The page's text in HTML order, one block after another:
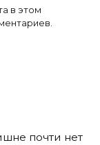
в этом
почти нет